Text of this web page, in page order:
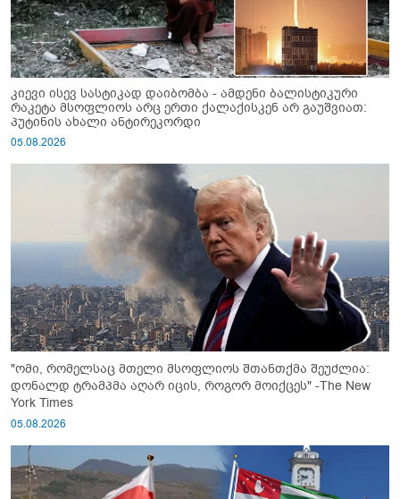
კიევი ისევ სასტიკად დაიბომბა - ამდენი ბალისტიკური
რაკეტა მსოფლიოს არც ერთი ქალაქისკენ არ გაუშვიათ:
პუტინის ახალი ანტირეკორდი
05.08.2026
"ომი, რომელსაც მთელი მსოფლიოს შთანთქმა შეუძლია:
დონალდ ტრამპმა აღარ იცის, როგორ მოიქცეს" -The New
York Times
05.08.2026